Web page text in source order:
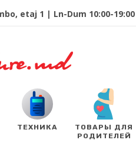
etaj 1 | Ln-Dum 10:00-
ТЕХНИКА
ТОВАРЫ ДЛЯ
РОДИТЕЛЕЙ